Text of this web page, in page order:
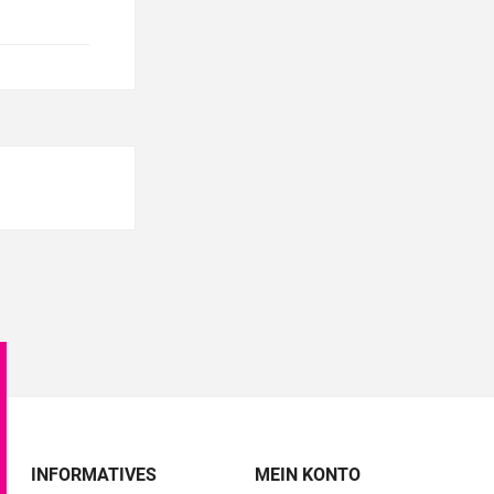
INFORMATIVES MEIN KONTO